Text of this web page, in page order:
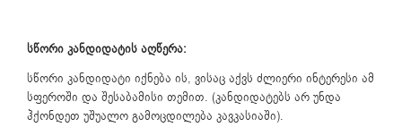
სწორი კანდიდატის აღწერა:
სწორი კანდიდატი იქნება ის, ვისაც აქვს ძლიერი ინტერესი ამ
სფეროში და შესაბამისი თემით. (კანდიდატებს არ უნდა
ჰქონდეთ უშუალო გამოცდილება კავკასიაში).